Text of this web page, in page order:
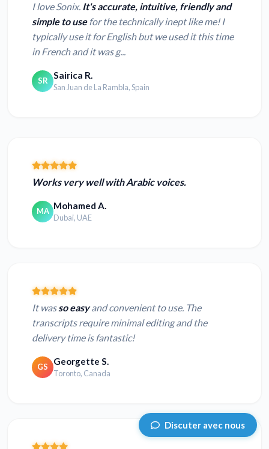
I love Sonix. It's accurate, intuitive, friendly and
simple to usefor the technically inept like me! I
typically use it for English but we used it this time
in French and it was g...
SR Sairica R.
San Juan de La Rambla, Spain
Works very well with Arabic voices.
MA Mohamed A.
Dubai, UAE
It wasso easyand convenient to use. The
transcripts require minimal editing and the
delivery time is fantastic!
GS Georgette S.
Toronto, Canada
Discuter avec nous